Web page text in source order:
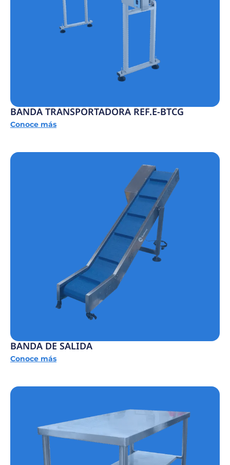
BANDA TRANSPORTADORA REF.E-BTCG
Conoce más
BANDA DE SALIDA
Conoce más